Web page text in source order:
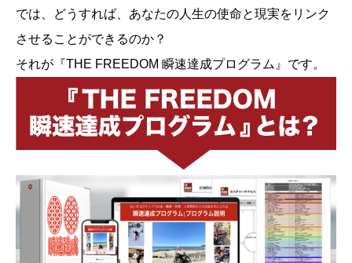
では、どうすれば、あなたの人生の使命と現実をリンク
させることができるのか？
それが『THE FREEDOM 瞬速達成プログラム』です。